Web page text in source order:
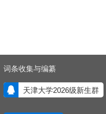
词条收集与编纂
天津大学2026级新生群